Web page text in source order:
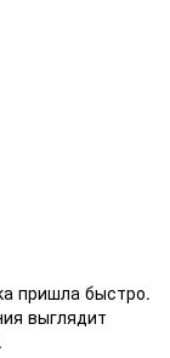
пришла быстро.
выглядит